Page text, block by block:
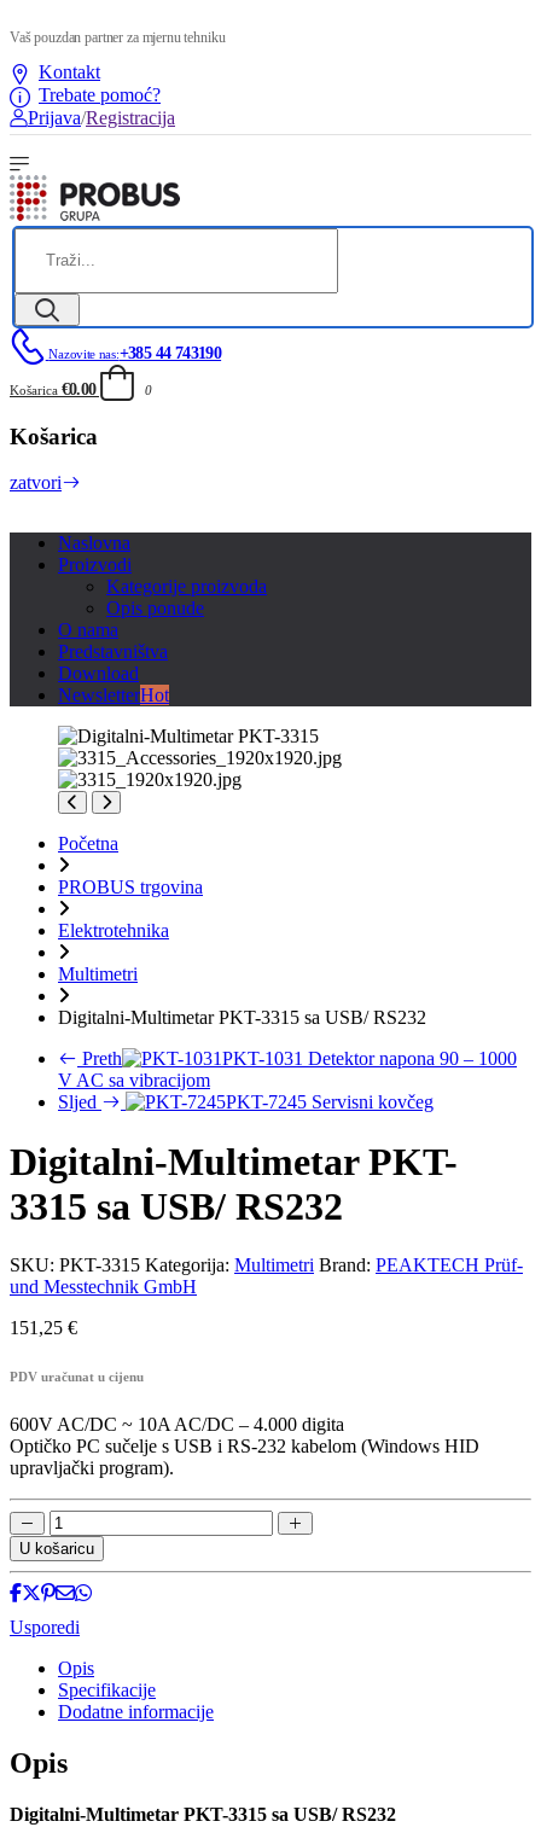
Vaš pouzdan partner za mjernu tehniku
Kontakt
Trebate pomoć?
Prijava/Registracija
Nazovite nas:+385 44 743190
Košarica €0.00 0
Košarica
zatvori
Naslovna
Proizvodi
Kategorije proizvoda
Opis ponude
O nama
Predstavništva
Download
NewsletterHot
Početna
PROBUS trgovina
Elektrotehnika
Multimetri
Digitalni-Multimetar PKT-3315 sa USB/ RS232
Preth
PKT-1031 Detektor napona 90 – 1000
V AC sa vibracijom
Sljed
PKT-7245 Servisni kovčeg
Digitalni-Multimetar PKT-
3315 sa USB/ RS232
SKU: PKT-3315 Kategorija: Multimetri Brand: PEAKTECH Prüf-
und Messtechnik GmbH
151,25 €
PDV uračunat u cijenu
600V AC/DC ~ 10A AC/DC – 4.000 digita
Optičko PC sučelje s USB i RS-232 kabelom (Windows HID
upravljački program).
Digitalni-
Multimetar
PKT-
3315
sa
USB/
količina
U košaricu
Usporedi
Opis
Specifikacije
Dodatne informacije
Opis
Digitalni-Multimetar PKT-3315 sa USB/ RS232